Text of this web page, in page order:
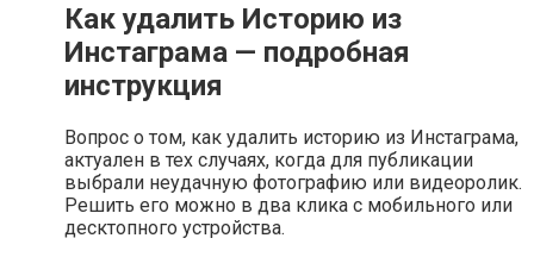
Как удалить Историю из
Инстаграма — подробная
инструкция
Вопрос о том, как удалить историю из Инстаграма,
актуален в тех случаях, когда для публикации
выбрали неудачную фотографию или видеоролик.
Решить его можно в два клика с мобильного или
десктопного устройства.